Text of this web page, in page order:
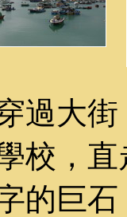
過大
校，
的巨